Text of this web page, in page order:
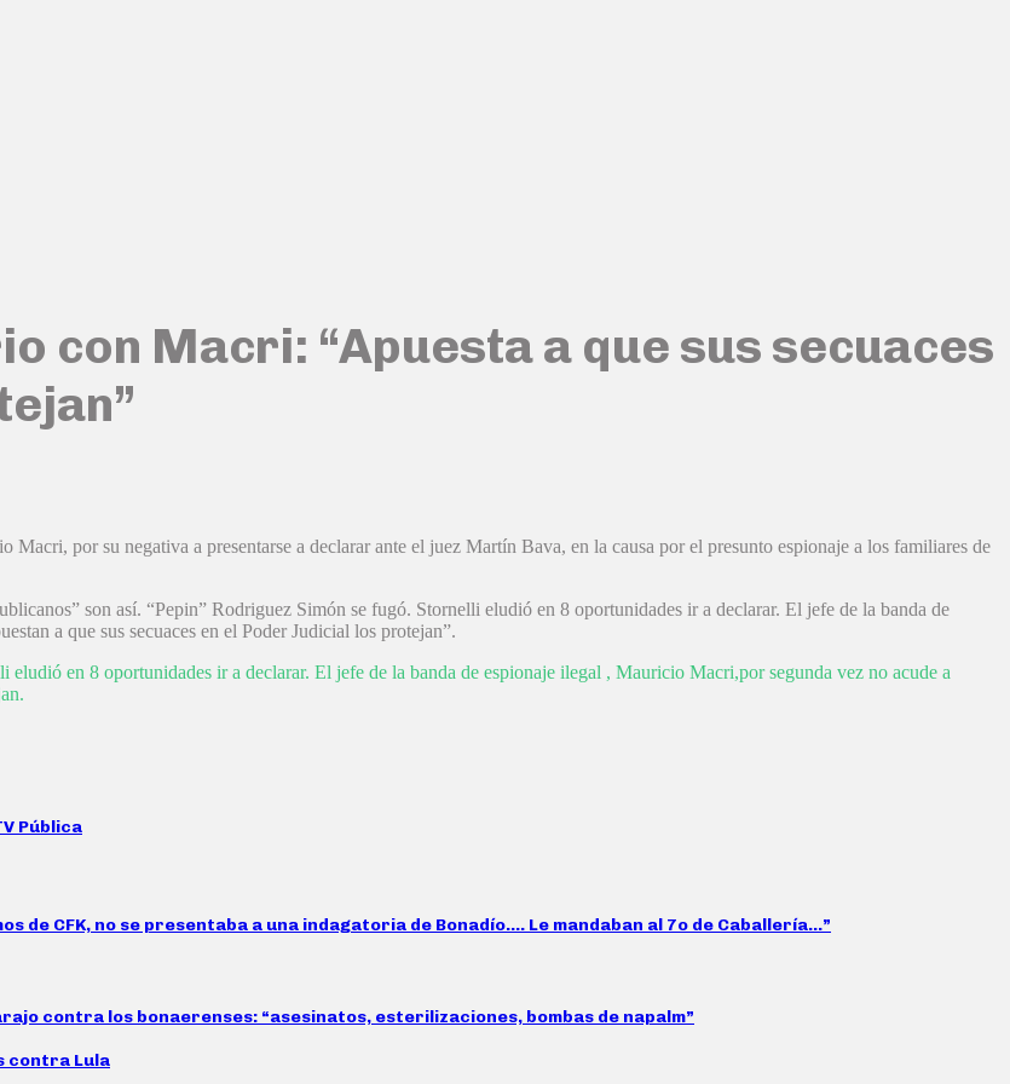
con Macri: “Apuesta a que sus secuaces
por su negativa a presentarse a declarar ante el juez Martín Bava, en la causa por el presunto espionaje a los familiares de
son así. “Pepin” Rodriguez Simón se fugó. Stornelli eludió en 8 oportunidades ir a declarar. El jefe de la banda de
a que sus secuaces en el Poder Judicial los protejan”.
en 8 oportunidades ir a declarar. El jefe de la banda de espionaje ilegal , Mauricio Macri,por segunda vez no acude a
Pública
de CFK, no se presentaba a una indagatoria de Bonadío…. Le mandaban al 7o de Caballería…”
contra los bonaerenses: “asesinatos, esterilizaciones, bombas de napalm”
contra Lula